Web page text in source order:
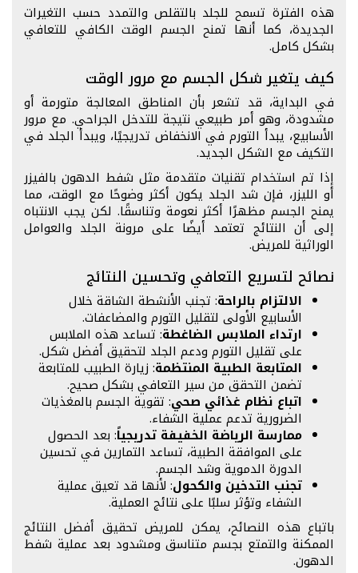
هذه الفترة تسمح للجلد بالتقلص والتمدد حسب التغيرات
الجديدة، كما أنها تمنح الجسم الوقت الكافي للتعافي
بشكل كامل.
كيف يتغير شكل الجسم مع مرور الوقت
في البداية، قد تشعر بأن المناطق المعالجة متورمة أو
مشدودة، وهو أمر طبيعي نتيجة للتدخل الجراحي. مع مرور
الأسابيع، يبدأ التورم في الانخفاض تدريجيًا، ويبدأ الجلد في
التكيف مع الشكل الجديد.
إذا تم استخدام تقنيات متقدمة مثل شفط الدهون بالفيزر
أو الليزر، فإن شد الجلد يكون أكثر وضوحًا مع الوقت، مما
يمنح الجسم مظهرًا أكثر نعومة وتناسقًا. لكن يجب الانتباه
إلى أن النتائج تعتمد أيضًا على مرونة الجلد والعوامل
الوراثية للمريض.
نصائح لتسريع التعافي وتحسين النتائج
الالتزام بالراحة: تجنب الأنشطة الشاقة خلال
الأسابيع الأولى لتقليل التورم والمضاعفات.
ارتداء الملابس الضاغطة: تساعد هذه الملابس
على تقليل التورم ودعم الجلد لتحقيق أفضل شكل.
المتابعة الطبية المنتظمة: زيارة الطبيب للمتابعة
تضمن التحقق من سير التعافي بشكل صحيح.
اتباع نظام غذائي صحي: تقوية الجسم بالمغذيات
الضرورية تدعم عملية الشفاء.
ممارسة الرياضة الخفيفة تدريجياً: بعد الحصول
على الموافقة الطبية، تساعد التمارين في تحسين
الدورة الدموية وشد الجسم.
تجنب التدخين والكحول: لأنها قد تعيق عملية
الشفاء وتؤثر سلبًا على نتائج العملية.
باتباع هذه النصائح، يمكن للمريض تحقيق أفضل النتائج
الممكنة والتمتع بجسم متناسق ومشدود بعد عملية شفط
الدهون.